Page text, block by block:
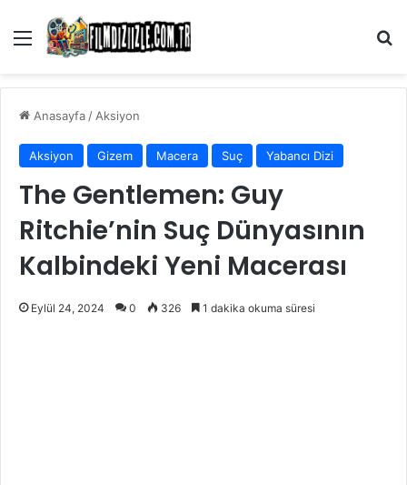
Menü
Anasayfa/Aksiyon
Aksiyon Gizem Macera Suç Yabancı Dizi
The Gentlemen: Guy
Ritchie’nin Suç Dünyasının
Kalbindeki Yeni Macerası
Eylül 24, 2024 0 326 1 dakika okuma süresi